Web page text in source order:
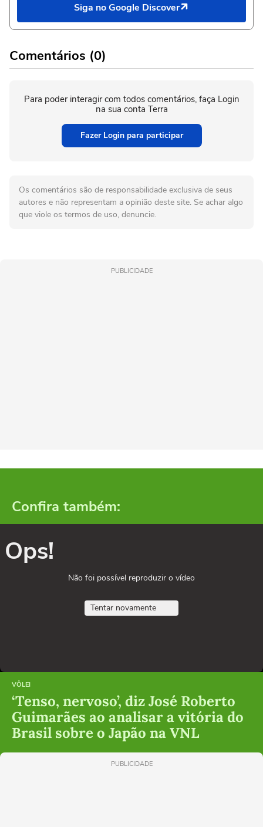
Siga no Google Discover
Comentários (0)
Para poder interagir com todos comentários, faça Login
na sua conta Terra
Fazer Login para participar
Os comentários são de responsabilidade exclusiva de seus
autores e não representam a opinião deste site. Se achar algo
que viole os termos de uso, denuncie.
PUBLICIDADE
Confira também:
Ops!
Não foi possível reproduzir o vídeo
Tentar novamente
VÔLEI
‘Tenso, nervoso’, diz José Roberto
Guimarães ao analisar a vitória do
Brasil sobre o Japão na VNL
PUBLICIDADE